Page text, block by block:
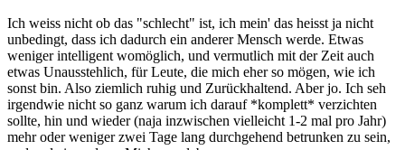
Ich weiss nicht ob das "schlecht" ist, ich mein' das heisst ja nicht
unbedingt, dass ich dadurch ein anderer Mensch werde. Etwas
weniger intelligent womöglich, und vermutlich mit der Zeit auch
etwas Unausstehlich, für Leute, die mich eher so mögen, wie ich
sonst bin. Also ziemlich ruhig und Zurückhaltend. Aber jo. Ich seh
irgendwie nicht so ganz warum ich darauf *komplett* verzichten
sollte, hin und wieder (naja inzwischen vielleicht 1-2 mal pro Jahr)
mehr oder weniger zwei Tage lang durchgehend betrunken zu sein,